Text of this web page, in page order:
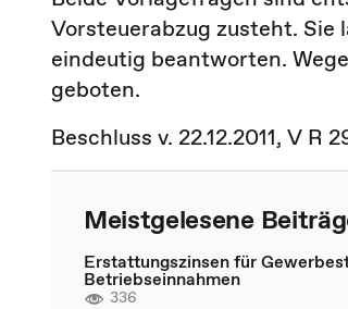
Vorsteuerabzug zusteht. Sie
eindeutig beantworten.
geboten.
Beschluss v. 22.12.2011, V R
Meistgelesene
Erstattungszinsen für
Betriebseinnahmen
336